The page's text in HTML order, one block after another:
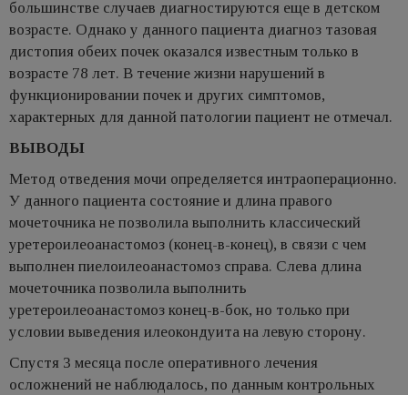
большинстве случаев диагностируются еще в детском
возрасте. Однако у данного пациента диагноз тазовая
дистопия обеих почек оказался известным только в
возрасте 78 лет. В течение жизни нарушений в
функционировании почек и других симптомов,
характерных для данной патологии пациент не отмечал.
ВЫВОДЫ
Метод отведения мочи определяется интраоперационно.
У данного пациента состояние и длина правого
мочеточника не позволила выполнить классический
уретероилеоанастомоз (конец-в-конец), в связи с чем
выполнен пиелоилеоанастомоз справа. Слева длина
мочеточника позволила выполнить
уретероилеоанастомоз конец-в-бок, но только при
условии выведения илеокондуита на левую сторону.
Спустя 3 месяца после оперативного лечения
осложнений не наблюдалось, по данным контрольных